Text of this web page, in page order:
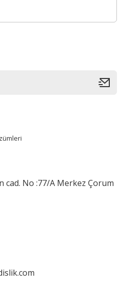
cad. No :77/A Merkez Çorum